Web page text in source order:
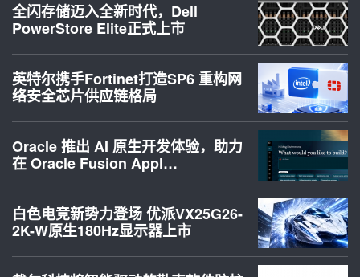
全闪存储迈入全新时代，Dell
PowerStore Elite正式上市
英特尔携手Fortinet打造SP6 重构网
络安全芯片供应链格局
Oracle 推出 AI 原生开发体验，助力
在 Oracle Fusion Appl…
白色电竞新势力登场 优派VX25G26-
2K-W原生180Hz显示器上市